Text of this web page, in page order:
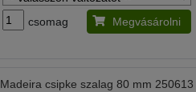
csomag Megvásárolni
Madeira csipke szalag 80 mm 250613